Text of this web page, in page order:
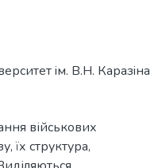
iм. В.Н. Каразiна
військових
їх структура,